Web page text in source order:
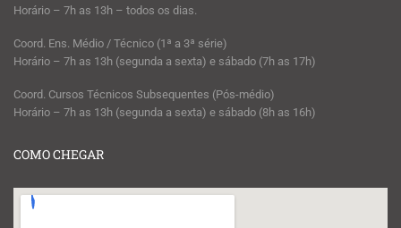
Horário – 7h as 13h – todos os dias.
Coord. Ens. Médio / Técnico (1ª a 3ª série)
Horário – 7h as 13h (segunda a sexta) e sábado (7h as 17h)
Coord. Cursos Técnicos Subsequentes (Pós-médio)
Horário – 7h as 13h (segunda a sexta) e sábado (8h as 16h)
COMO CHEGAR